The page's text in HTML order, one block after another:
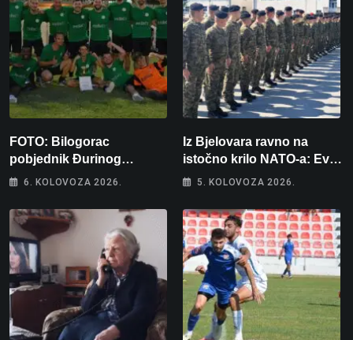
FOTO: Bilogorac
pobjednik Đurinog
memorijala
6. KOLOVOZA 2026.
Iz Bjelovara ravno na
istočno krilo NATO-a: Evo
kamo odlazi 82 hrvatska
5. KOLOVOZA 2026.